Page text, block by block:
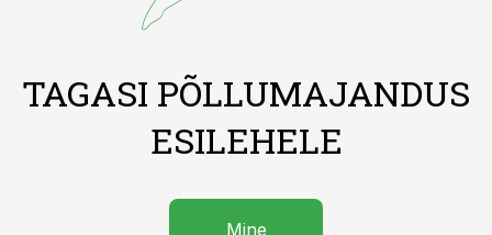
TAGASI PÕLLUMAJANDUS
ESILEHELE
Mine